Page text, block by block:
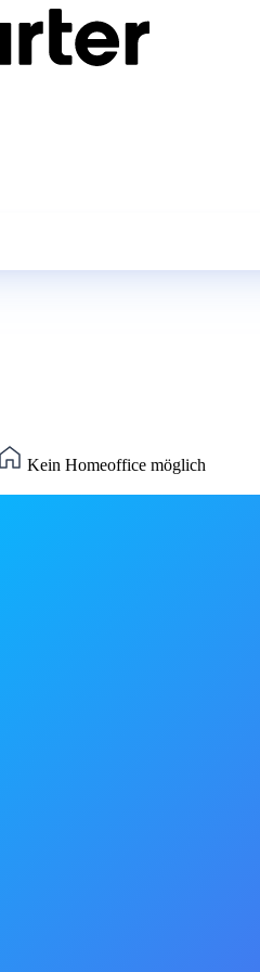
Kein Homeoffice möglich